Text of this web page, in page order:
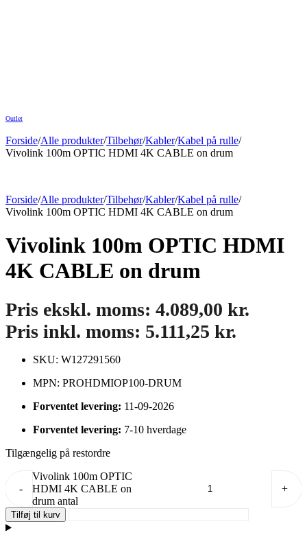
Outlet
Forside/Alle produkter/Tilbehør/Kabler/Kabel på rulle/
Vivolink 100m OPTIC HDMI 4K CABLE on drum
Forside/Alle produkter/Tilbehør/Kabler/Kabel på rulle/
Vivolink 100m OPTIC HDMI 4K CABLE on drum
Vivolink 100m OPTIC HDMI
4K CABLE on drum
Pris ekskl. moms: 4.089,00 kr.
Pris inkl. moms: 5.111,25 kr.
SKU: W127291560
MPN: PROHDMIOP100-DRUM
Forventet levering: 11-09-2026
Forventet levering: 7-10 hverdage
Tilgængelig på restordre
-
Vivolink 100m OPTIC
HDMI 4K CABLE on
drum antal
+
Tilføj til kurv